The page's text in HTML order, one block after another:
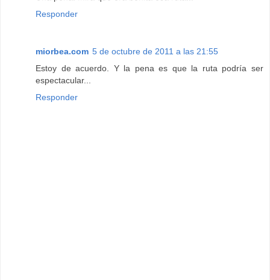
Responder
miorbea.com 5 de octubre de 2011 a las 21:55
Estoy de acuerdo. Y la pena es que la ruta podría ser
espectacular...
Responder